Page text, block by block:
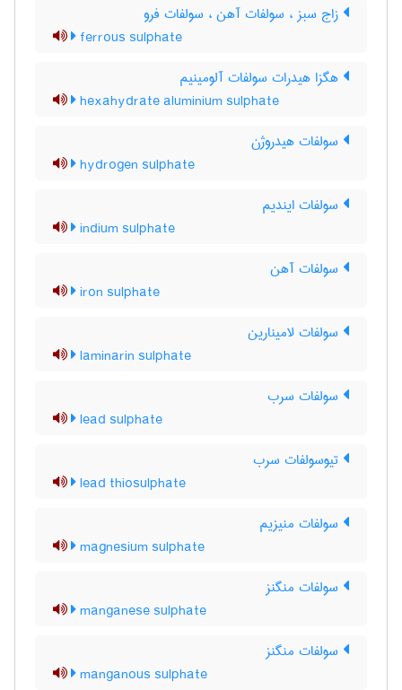
زاج سبز ، سولفات آهن ، سولفات فرو
ferrous sulphate
هگزا هیدرات سولفات آلومینیم
hexahydrate aluminium sulphate
سولفات هیدروژن
hydrogen sulphate
سولفات ایندیم
indium sulphate
سولفات آهن
iron sulphate
سولفات لامینارین
laminarin sulphate
سولفات سرب
lead sulphate
تیوسولفات سرب
lead thiosulphate
سولفات منیزیم
magnesium sulphate
سولفات منگنز
manganese sulphate
سولفات منگنز
manganous sulphate